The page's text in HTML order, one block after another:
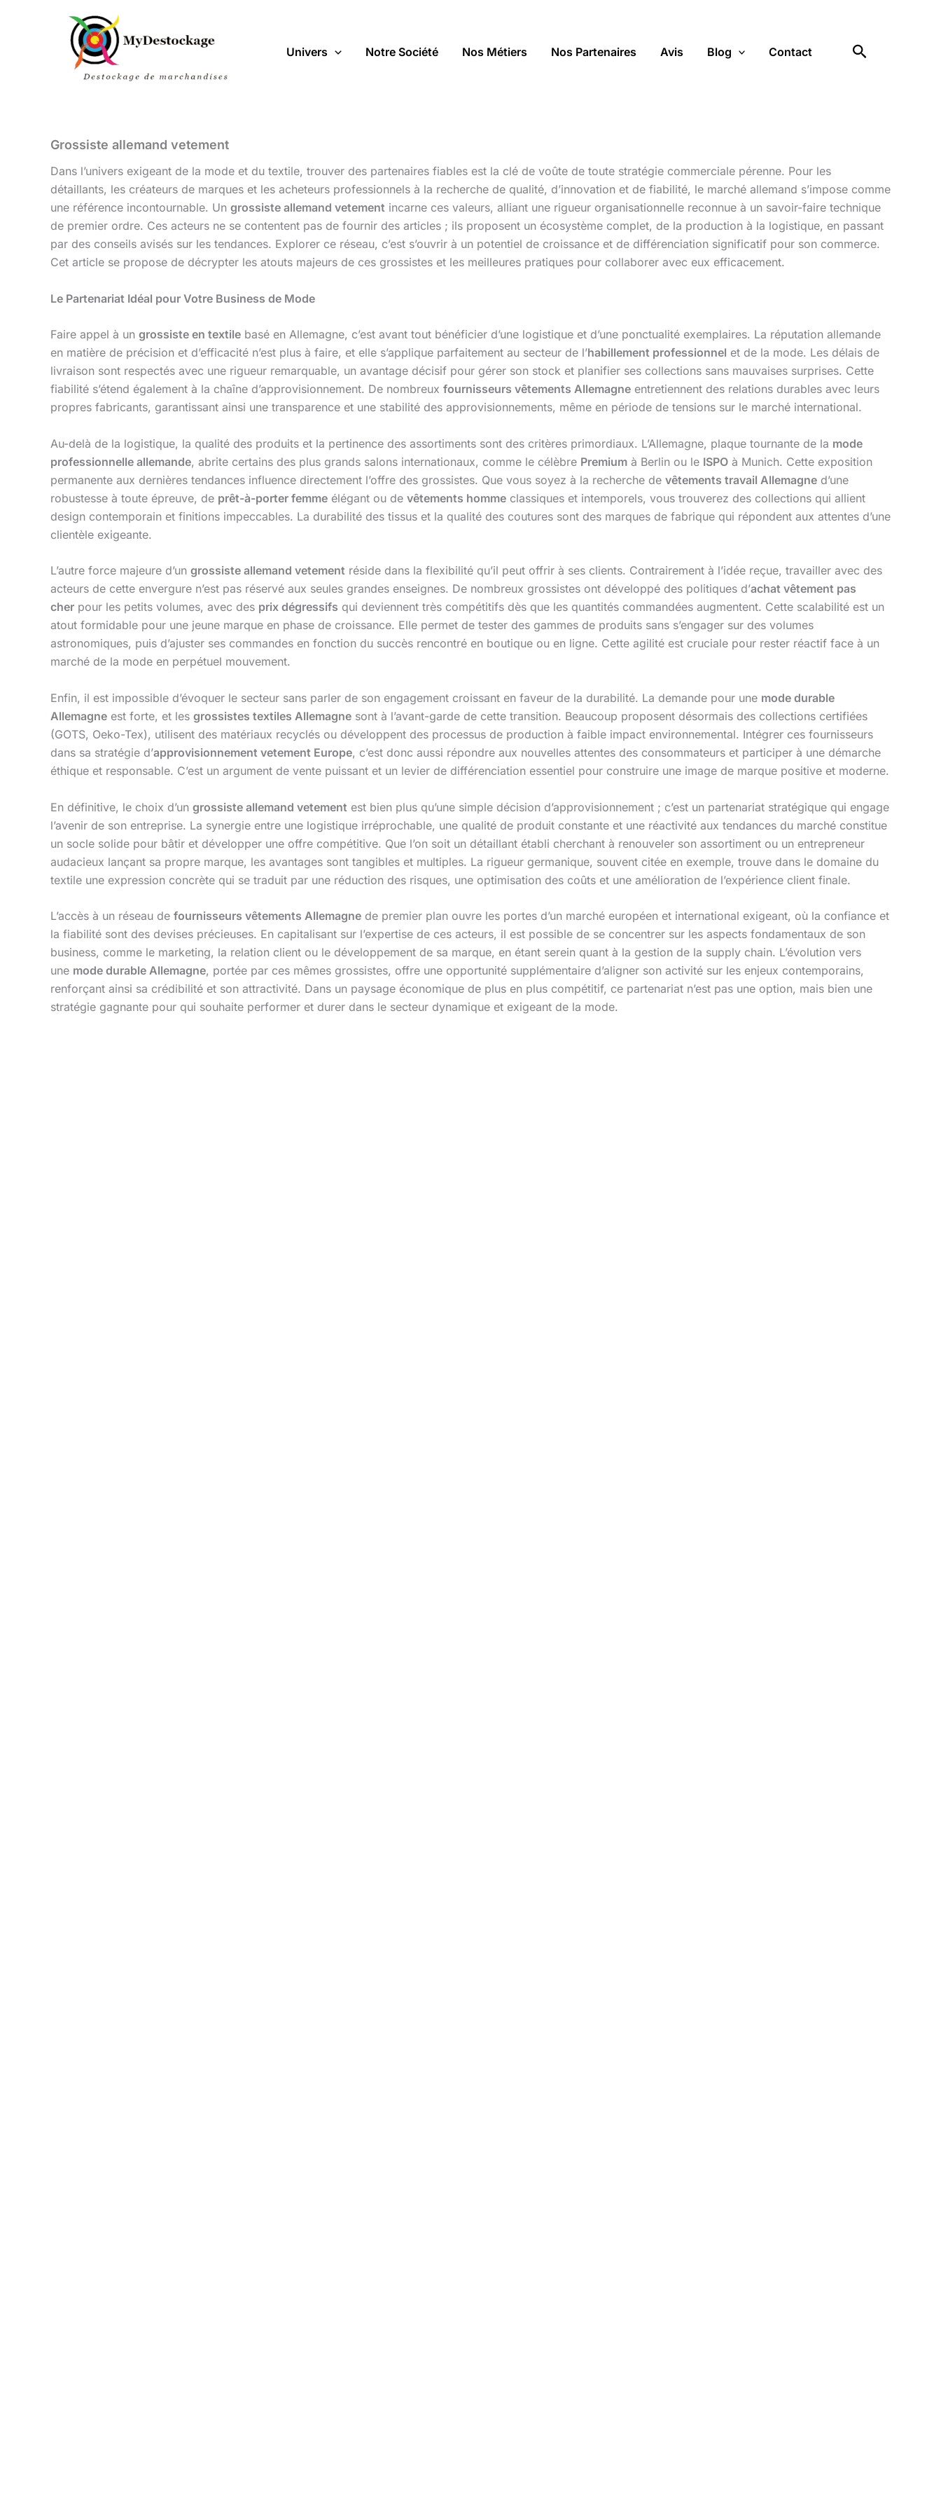
Univers Notre Société Nos Métiers Nos Partenaires Avis Blog Contact Rechercher
Grossiste allemand vetement
Dans l’univers exigeant de la mode et du textile, trouver des partenaires fiables est la clé de voûte de toute stratégie commerciale pérenne. Pour les
détaillants, les créateurs de marques et les acheteurs professionnels à la recherche de qualité, d’innovation et de fiabilité, le marché allemand s’impose comme
une référence incontournable. Un grossiste allemand vetement incarne ces valeurs, alliant une rigueur organisationnelle reconnue à un savoir-faire technique
de premier ordre. Ces acteurs ne se contentent pas de fournir des articles ; ils proposent un écosystème complet, de la production à la logistique, en passant
par des conseils avisés sur les tendances. Explorer ce réseau, c’est s’ouvrir à un potentiel de croissance et de différenciation significatif pour son commerce.
Cet article se propose de décrypter les atouts majeurs de ces grossistes et les meilleures pratiques pour collaborer avec eux efficacement.
Le Partenariat Idéal pour Votre Business de Mode
Faire appel à un grossiste en textile basé en Allemagne, c’est avant tout bénéficier d’une logistique et d’une ponctualité exemplaires. La réputation allemande
en matière de précision et d’efficacité n’est plus à faire, et elle s’applique parfaitement au secteur de l’habillement professionnel et de la mode. Les délais de
livraison sont respectés avec une rigueur remarquable, un avantage décisif pour gérer son stock et planifier ses collections sans mauvaises surprises. Cette
fiabilité s’étend également à la chaîne d’approvisionnement. De nombreux fournisseurs vêtements Allemagne entretiennent des relations durables avec leurs
propres fabricants, garantissant ainsi une transparence et une stabilité des approvisionnements, même en période de tensions sur le marché international.
Au-delà de la logistique, la qualité des produits et la pertinence des assortiments sont des critères primordiaux. L’Allemagne, plaque tournante de la mode
professionnelle allemande, abrite certains des plus grands salons internationaux, comme le célèbre Premium à Berlin ou le ISPO à Munich. Cette exposition
permanente aux dernières tendances influence directement l’offre des grossistes. Que vous soyez à la recherche de vêtements travail Allemagne d’une
robustesse à toute épreuve, de prêt-à-porter femme élégant ou de vêtements homme classiques et intemporels, vous trouverez des collections qui allient
design contemporain et finitions impeccables. La durabilité des tissus et la qualité des coutures sont des marques de fabrique qui répondent aux attentes d’une
clientèle exigeante.
L’autre force majeure d’un grossiste allemand vetement réside dans la flexibilité qu’il peut offrir à ses clients. Contrairement à l’idée reçue, travailler avec des
acteurs de cette envergure n’est pas réservé aux seules grandes enseignes. De nombreux grossistes ont développé des politiques d’achat vêtement pas
cher pour les petits volumes, avec des prix dégressifs qui deviennent très compétitifs dès que les quantités commandées augmentent. Cette scalabilité est un
atout formidable pour une jeune marque en phase de croissance. Elle permet de tester des gammes de produits sans s’engager sur des volumes
astronomiques, puis d’ajuster ses commandes en fonction du succès rencontré en boutique ou en ligne. Cette agilité est cruciale pour rester réactif face à un
marché de la mode en perpétuel mouvement.
Enfin, il est impossible d’évoquer le secteur sans parler de son engagement croissant en faveur de la durabilité. La demande pour une mode durable
Allemagne est forte, et les grossistes textiles Allemagne sont à l’avant-garde de cette transition. Beaucoup proposent désormais des collections certifiées
(GOTS, Oeko-Tex), utilisent des matériaux recyclés ou développent des processus de production à faible impact environnemental. Intégrer ces fournisseurs
dans sa stratégie d’approvisionnement vetement Europe, c’est donc aussi répondre aux nouvelles attentes des consommateurs et participer à une démarche
éthique et responsable. C’est un argument de vente puissant et un levier de différenciation essentiel pour construire une image de marque positive et moderne.
En définitive, le choix d’un grossiste allemand vetement est bien plus qu’une simple décision d’approvisionnement ; c’est un partenariat stratégique qui engage
l’avenir de son entreprise. La synergie entre une logistique irréprochable, une qualité de produit constante et une réactivité aux tendances du marché constitue
un socle solide pour bâtir et développer une offre compétitive. Que l’on soit un détaillant établi cherchant à renouveler son assortiment ou un entrepreneur
audacieux lançant sa propre marque, les avantages sont tangibles et multiples. La rigueur germanique, souvent citée en exemple, trouve dans le domaine du
textile une expression concrète qui se traduit par une réduction des risques, une optimisation des coûts et une amélioration de l’expérience client finale.
L’accès à un réseau de fournisseurs vêtements Allemagne de premier plan ouvre les portes d’un marché européen et international exigeant, où la confiance et
la fiabilité sont des devises précieuses. En capitalisant sur l’expertise de ces acteurs, il est possible de se concentrer sur les aspects fondamentaux de son
business, comme le marketing, la relation client ou le développement de sa marque, en étant serein quant à la gestion de la supply chain. L’évolution vers
une mode durable Allemagne, portée par ces mêmes grossistes, offre une opportunité supplémentaire d’aligner son activité sur les enjeux contemporains,
renforçant ainsi sa crédibilité et son attractivité. Dans un paysage économique de plus en plus compétitif, ce partenariat n’est pas une option, mais bien une
stratégie gagnante pour qui souhaite performer et durer dans le secteur dynamique et exigeant de la mode.